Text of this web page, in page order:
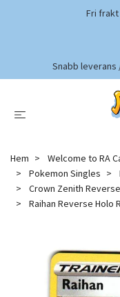
Fri frakt
Snabb leverans
Hem Welcome to RA
Pokemon Singles
Crown Zenith
Raihan Reverse Holo